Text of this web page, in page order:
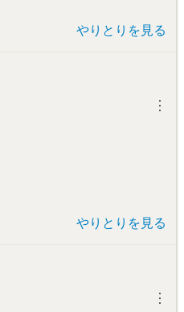
やりとりを見る
︙
やりとりを見る
︙